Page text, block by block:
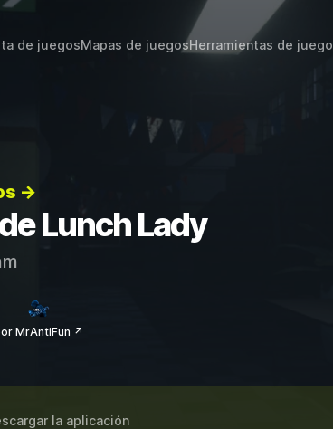
de juegosMapas de juegosHerramientas de juego
→
Lunch Lady
MrAntiFun ↗
la aplicación